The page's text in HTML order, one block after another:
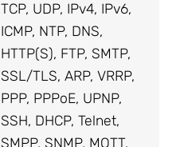
TCP, UDP, IPv4, IPv6,
ICMP, NTP, DNS,
HTTP(S), FTP, SMTP,
SSL/TLS, ARP, VRRP,
PPP, PPPoE, UPNP,
SSH, DHCP, Telnet,
SMPP, SNMP, MQTT,